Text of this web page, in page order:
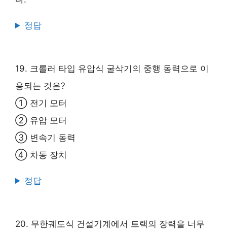
정답
19. 크롤러 타입 유압식 굴삭기의 중행 동력으로 이
용되는 것은?
① 전기 모터
② 유압 모터
③ 변속기 동력
④ 차동 장치
정답
20. 무한궤도식 건설기계에서 트랙의 장력을 너무